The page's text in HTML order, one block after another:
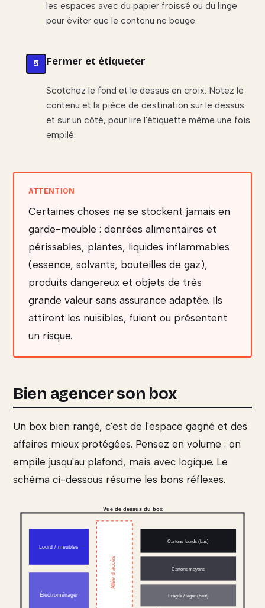
les espaces avec du papier froissé ou du linge
pour éviter que le contenu ne bouge.
Fermer et étiqueter
Scotchez le fond et le dessus en croix. Notez le
contenu et la pièce de destination sur le dessus
et sur un côté, pour lire l'étiquette même une fois
empilé.
Certaines choses ne se stockent jamais en
garde-meuble : denrées alimentaires et
périssables, plantes, liquides inflammables
(essence, solvants, bouteilles de gaz),
produits dangereux et objets de très
grande valeur sans assurance adaptée. Ils
attirent les nuisibles, fuient ou présentent
un risque.
Bien agencer son box
Un box bien rangé, c'est de l'espace gagné et des
affaires mieux protégées. Pensez en volume : on
empile jusqu'au plafond, mais avec logique. Le
schéma ci-dessous résume les bons réflexes.
Vue de dessus du box
Lourd / meubles
Électroménager
Allée d accès
Cartons lourds (bas)
Cartons moyens
Fragile / léger (haut)